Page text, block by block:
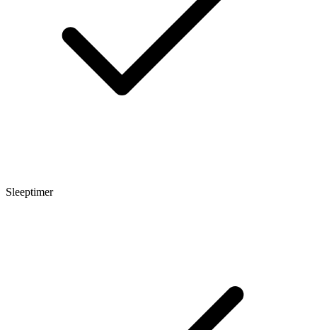
Sleeptimer